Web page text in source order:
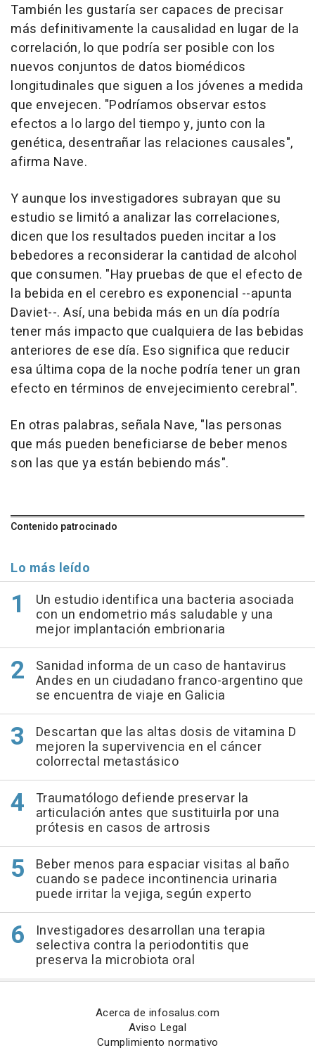
También les gustaría ser capaces de precisar
más definitivamente la causalidad en lugar de la
correlación, lo que podría ser posible con los
nuevos conjuntos de datos biomédicos
longitudinales que siguen a los jóvenes a medida
que envejecen. "Podríamos observar estos
efectos a lo largo del tiempo y, junto con la
genética, desentrañar las relaciones causales",
afirma Nave.
Y aunque los investigadores subrayan que su
estudio se limitó a analizar las correlaciones,
dicen que los resultados pueden incitar a los
bebedores a reconsiderar la cantidad de alcohol
que consumen. "Hay pruebas de que el efecto de
la bebida en el cerebro es exponencial --apunta
Daviet--. Así, una bebida más en un día podría
tener más impacto que cualquiera de las bebidas
anteriores de ese día. Eso significa que reducir
esa última copa de la noche podría tener un gran
efecto en términos de envejecimiento cerebral".
En otras palabras, señala Nave, "las personas
que más pueden beneficiarse de beber menos
son las que ya están bebiendo más".
Contenido patrocinado
Lo más leído
Un estudio identifica una bacteria asociada
con un endometrio más saludable y una
mejor implantación embrionaria
Sanidad informa de un caso de hantavirus
Andes en un ciudadano franco-argentino que
se encuentra de viaje en Galicia
Descartan que las altas dosis de vitamina D
mejoren la supervivencia en el cáncer
colorrectal metastásico
Traumatólogo defiende preservar la
articulación antes que sustituirla por una
prótesis en casos de artrosis
Beber menos para espaciar visitas al baño
cuando se padece incontinencia urinaria
puede irritar la vejiga, según experto
Investigadores desarrollan una terapia
selectiva contra la periodontitis que
preserva la microbiota oral
Acerca de infosalus.com
Aviso Legal
Cumplimiento normativo